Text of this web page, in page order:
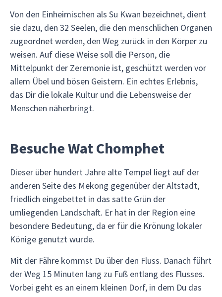
Von den Einheimischen als Su Kwan bezeichnet, dient
sie dazu, den 32 Seelen, die den menschlichen Organen
zugeordnet werden, den Weg zurück in den Körper zu
weisen. Auf diese Weise soll die Person, die
Mittelpunkt der Zeremonie ist, geschützt werden vor
allem Übel und bösen Geistern. Ein echtes Erlebnis,
das Dir die lokale Kultur und die Lebensweise der
Menschen näherbringt.
Besuche Wat Chomphet
Dieser über hundert Jahre alte Tempel liegt auf der
anderen Seite des Mekong gegenüber der Altstadt,
friedlich eingebettet in das satte Grün der
umliegenden Landschaft. Er hat in der Region eine
besondere Bedeutung, da er für die Krönung lokaler
Könige genutzt wurde.
Mit der Fähre kommst Du über den Fluss. Danach führt
der Weg 15 Minuten lang zu Fuß entlang des Flusses.
Vorbei geht es an einem kleinen Dorf, in dem Du das